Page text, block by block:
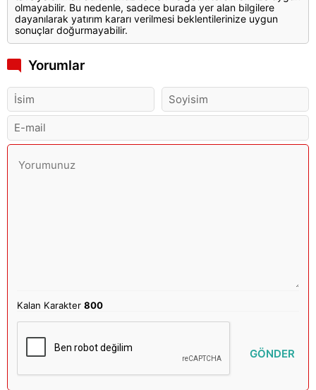
olmayabilir. Bu nedenle, sadece burada yer alan bilgilere
dayanılarak yatırım kararı verilmesi beklentilerinize uygun
sonuçlar doğurmayabilir.
Yorumlar
Kalan Karakter800
GÖNDER